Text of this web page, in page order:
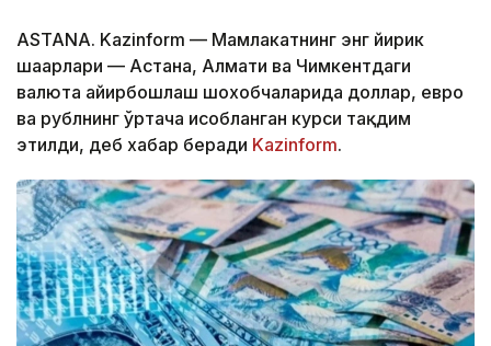
ASTANA. Kazinform — Мамлакатнинг энг йирик
шаҳарлари — Астана, Алмати ва Чимкентдаги
валюта айирбошлаш шохобчаларида доллар, евро
ва рублнинг ўртача ҳисобланган курси тақдим
этилди, деб хабар беради Kazinform.